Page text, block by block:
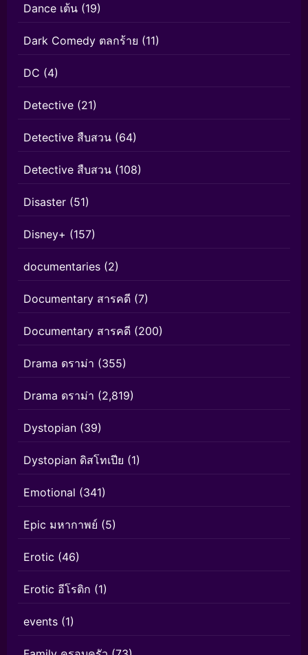
Dance เต้น (19)
Dark Comedy ตลกร้าย (11)
DC (4)
Detective (21)
Detective สืบสวน (64)
Detective สืบสวน (108)
Disaster (51)
Disney+ (157)
documentaries (2)
Documentary สารคดี (7)
Documentary สารคดี (200)
Drama ดราม่า (355)
Drama ดราม่า (2,819)
Dystopian (39)
Dystopian ดิสโทเปีย (1)
Emotional (341)
Epic มหากาพย์ (5)
Erotic (46)
Erotic อีโรติก (1)
events (1)